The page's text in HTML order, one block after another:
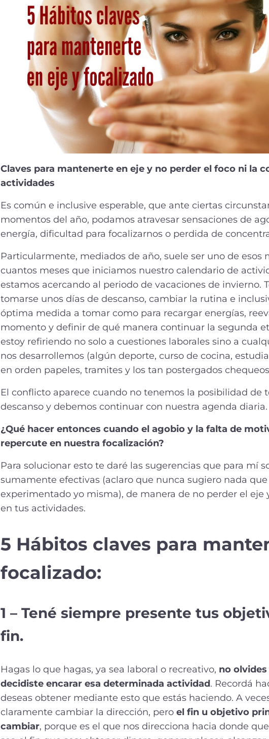
Claves para mantenerte en eje y no perder el foco ni la
actividades
Es común e inclusive esperable, que ante ciertas
momentos del año, podamos atravesar sensaciones de
energía, dificultad para focalizarnos o perdida de
Particularmente, mediados de año, suele ser uno de esos
cuantos meses que iniciamos nuestro calendario de
estamos acercando al periodo de vacaciones de invierno.
tomarse unos días de descanso, cambiar la rutina e
óptima medida a tomar como para recargar energías,
momento y definir de qué manera continuar la segunda
estoy refiriendo no solo a cuestiones laborales sino a
nos desarrollemos (algún deporte, curso de cocina,
en orden papeles, tramites y los tan postergados
El conflicto aparece cuando no tenemos la posibilidad de
descanso y debemos continuar con nuestra agenda diaria.
¿Qué hacer entonces cuando el agobio y la falta de
repercute en nuestra focalización?
Para solucionar esto te daré las sugerencias que para mí
sumamente efectivas (aclaro que nunca sugiero nada
experimentado yo misma), de manera de no perder el
en tus actividades.
5 Hábitos claves para
focalizado:
1 – Tené siempre presente tus
fin.
Hagas lo que hagas, ya sea laboral o recreativo, no
decidiste encarar esa determinada actividad. Recordá
deseas obtener mediante esto que estás haciendo. A
claramente cambiar la dirección, pero el fin u objetivo
cambiar, porque es el que nos direcciona hacia donde